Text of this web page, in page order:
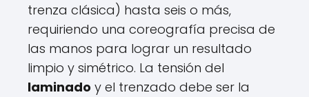
trenza clásica) hasta seis o más,
requiriendo una coreografía precisa de
las manos para lograr un resultado
limpio y simétrico. La tensión del
laminado y el trenzado debe ser la